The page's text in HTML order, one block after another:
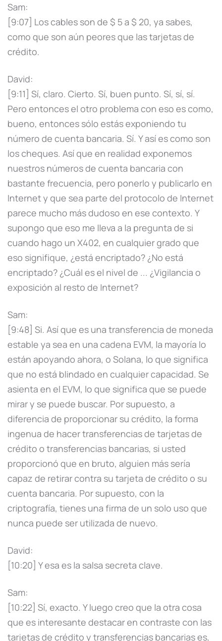
Sam:
[9:07] Los cables son de $ 5 a $ 20, ya sabes,
como que son aún peores que las tarjetas de
crédito.
David:
[9:11] Sí, claro. Cierto. Sí, buen punto. Sí, sí, sí.
Pero entonces el otro problema con eso es como,
bueno, entonces sólo estás exponiendo tu
número de cuenta bancaria. Sí. Y así es como son
los cheques. Así que en realidad exponemos
nuestros números de cuenta bancaria con
bastante frecuencia, pero ponerlo y publicarlo en
Internet y que sea parte del protocolo de Internet
parece mucho más dudoso en ese contexto. Y
supongo que eso me lleva a la pregunta de si
cuando hago un X402, en cualquier grado que
eso signifique, ¿está encriptado? ¿No está
encriptado? ¿Cuál es el nivel de ... ¿Vigilancia o
exposición al resto de Internet?
Sam:
[9:48] Si. Así que es una transferencia de moneda
estable ya sea en una cadena EVM, la mayoría lo
están apoyando ahora, o Solana, lo que significa
que no está blindado en cualquier capacidad. Se
asienta en el EVM, lo que significa que se puede
mirar y se puede buscar. Por supuesto, a
diferencia de proporcionar su crédito, la forma
ingenua de hacer transferencias de tarjetas de
crédito o transferencias bancarias, si usted
proporcionó que en bruto, alguien más sería
capaz de retirar contra su tarjeta de crédito o su
cuenta bancaria. Por supuesto, con la
criptografía, tienes una firma de un solo uso que
nunca puede ser utilizada de nuevo.
David:
[10:20] Y esa es la salsa secreta clave.
Sam:
[10:22] Sí, exacto. Y luego creo que la otra cosa
que es interesante destacar en contraste con las
tarjetas de crédito y transferencias bancarias es,